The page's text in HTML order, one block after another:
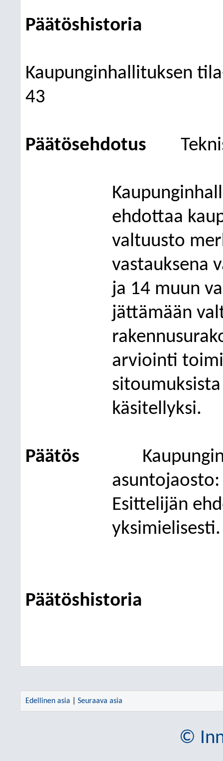
Päätöshistoria
Kaupunginhallituksen
43
Päätösehdotus
ehdottaa
valtuusto
vastauksena
ja 14 muun
jättämään
arviointi
käsitellyksi.
Päätös
asuntojaosto:
Esittelijän
yksimielisesti.
Päätöshistoria
Edellinen asia Seuraava asia
©